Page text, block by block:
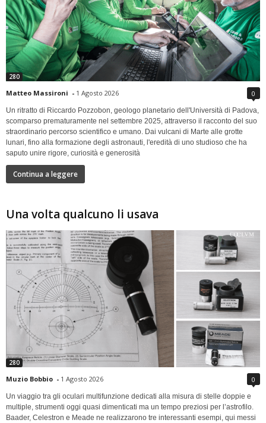
280
Matteo Massironi - 1 Agosto 2026 0
Un ritratto di Riccardo Pozzobon, geologo planetario dell'Università di Padova,
scomparso prematuramente nel settembre 2025, attraverso il racconto del suo
straordinario percorso scientifico e umano. Dai vulcani di Marte alle grotte
lunari, fino alla formazione degli astronauti, l'eredità di uno studioso che ha
saputo unire rigore, curiosità e generosità
Continua a leggere
Una volta qualcuno li usava
280
Muzio Bobbio - 1 Agosto 2026 0
Un viaggio tra gli oculari multifunzione dedicati alla misura di stelle doppie e
multiple, strumenti oggi quasi dimenticati ma un tempo preziosi per l’astrofilo.
Baader, Celestron e Meade ne realizzarono tre interessanti esempi, qui messi